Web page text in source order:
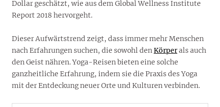
Dollar geschätzt, wie aus dem Global Wellness Institute
Report 2018 hervorgeht.
Dieser Aufwärtstrend zeigt, dass immer mehr Menschen
nach Erfahrungen suchen, die sowohl denKörperals auch
den Geist nähren. Yoga-Reisen bieten eine solche
ganzheitliche Erfahrung, indem sie die Praxis des Yoga
mit der Entdeckung neuer Orte und Kulturen verbinden.